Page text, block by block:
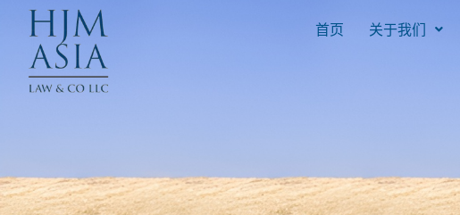
首页 关于我们